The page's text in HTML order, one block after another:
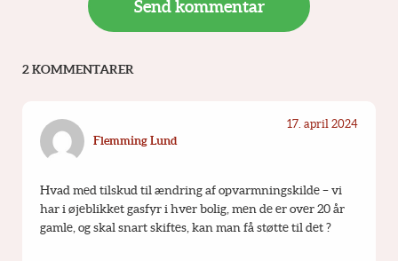
2 KOMMENTARER
Flemming Lund
17. april 2024
Hvad med tilskud til ændring af opvarmningskilde – vi
har i øjeblikket gasfyr i hver bolig, men de er over 20 år
gamle, og skal snart skiftes, kan man få støtte til det ?